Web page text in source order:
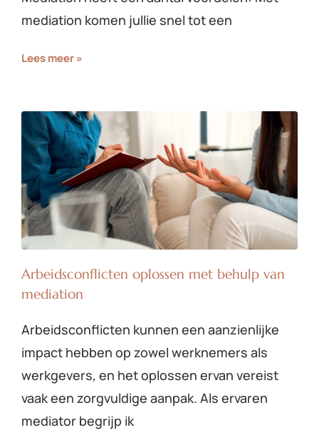
mediation komen jullie snel tot een
Lees meer »
Arbeidsconflicten oplossen met behulp van
mediation
Arbeidsconflicten kunnen een aanzienlijke
impact hebben op zowel werknemers als
werkgevers, en het oplossen ervan vereist
vaak een zorgvuldige aanpak. Als ervaren
mediator begrijp ik